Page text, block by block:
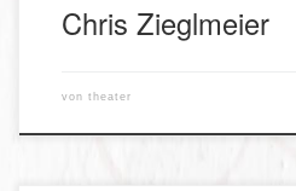
Chris Zieglmeier
von theater